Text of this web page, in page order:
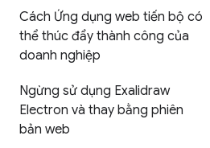
Cách Ứng dụng web tiến bộ có
thể thúc đẩy thành công của
doanh nghiệp
Ngừng sử dụng Exalidraw
Electron và thay bằng phiên
bản web